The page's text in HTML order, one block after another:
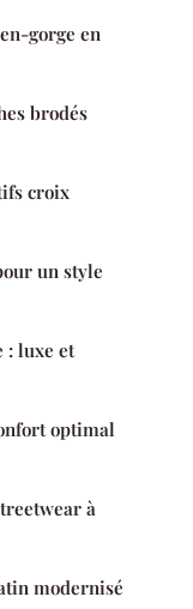
gorge en
brodés
croix
un style
: luxe et
optimal
à
modernisé